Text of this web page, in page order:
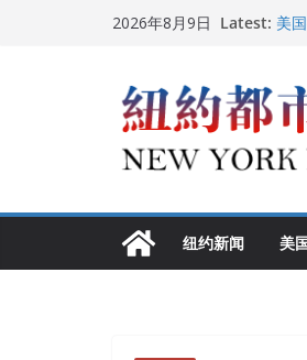
2026年8月9日 Latest: 美
调查
中
纽约新闻 美